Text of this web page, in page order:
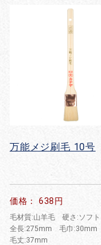
万能メジ刷毛 10号
価格： 638円
毛材質:山羊毛 硬さ:ソフト
全長:275mm 毛巾:30mm
毛丈:37mm